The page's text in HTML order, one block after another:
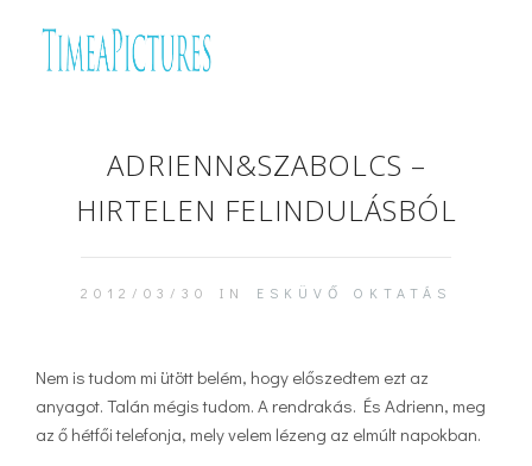
ADRIENN&SZABOLCS –
HIRTELEN FELINDULÁSBÓL
2012/03/30 IN ESKÜVŐ OKTATÁS
Nem is tudom mi ütött belém, hogy előszedtem ezt az
anyagot. Talán mégis tudom. A rendrakás. És Adrienn, meg
az ő hétfői telefonja, mely velem lézeng az elmúlt napokban.